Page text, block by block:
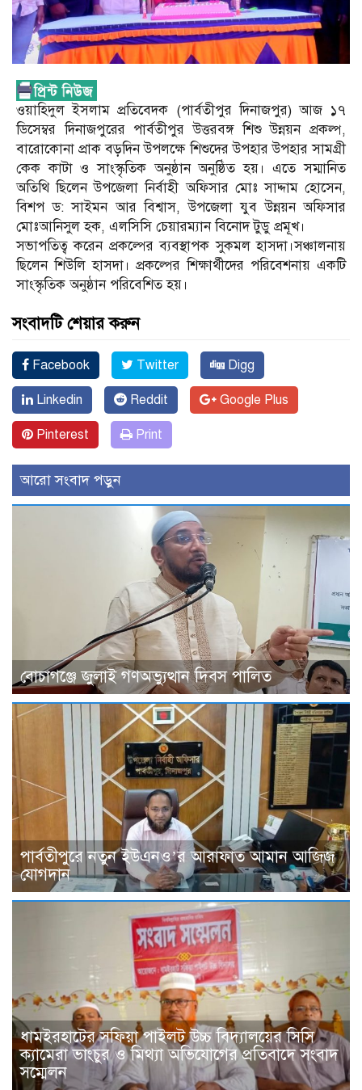
ওয়াহিদুল ইসলাম প্রতিবেদক (পার্বতীপুর দিনাজপুর) আজ ১৭
ডিসেম্বর দিনাজপুরের পার্বতীপুর উত্তরবঙ্গ শিশু উন্নয়ন প্রকল্প,
বারোকোনা প্রাক বড়দিন উপলক্ষে শিশুদের উপহার উপহার সামগ্রী
কেক কাটা ও সাংস্কৃতিক অনুষ্ঠান অনুষ্ঠিত হয়। এতে সম্মানিত
অতিথি ছিলেন উপজেলা নির্বাহী অফিসার মোঃ সাদ্দাম হোসেন,
বিশপ ড: সাইমন আর বিশ্বাস, উপজেলা যুব উন্নয়ন অফিসার
মোঃআনিসুল হক, এলসিসি চেয়ারম্যান বিনোদ টুডু প্রমূখ।
সভাপতিত্ব করেন প্রকল্পের ব্যবস্থাপক সুকমল হাসদা।সঞ্চালনায়
ছিলেন শিউলি হাসদা। প্রকল্পের শিক্ষার্থীদের পরিবেশনায় একটি
সাংস্কৃতিক অনুষ্ঠান পরিবেশিত হয়।
সংবাদটি শেয়ার করুন
Facebook Twitter Digg
Linkedin Reddit Google Plus
Pinterest Print
আরো সংবাদ পড়ুন
বোচাগঞ্জে জুলাই গণঅভ্যুত্থান দিবস পালিত
পার্বতীপুরে নতুন ইউএনও’র আরাফাত আমান আজিজ
যোগদান
ধামইরহাটের সফিয়া পাইলট উচ্চ বিদ্যালয়ের সিসি
ক্যামেরা ভাংচুর ও মিথ্যা অভিযোগের প্রতিবাদে সংবাদ
সম্মেলন